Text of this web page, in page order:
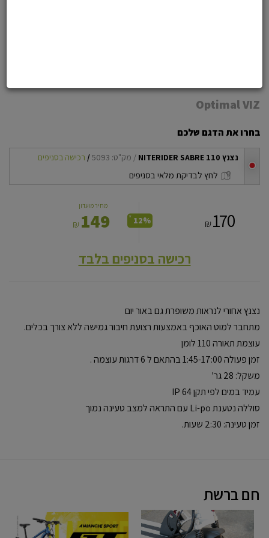
Optimal VIZ
בחרו את הדגם שלכם
checkbox
נצנץ NITERIDER SABRE 110 / מק"ט: 5093 / רכישה בסניפים
לחץ לבדיקת מלאי בסניפים
מחיר מועדון
149
₪ 170
₪
12%
*
רכישה בסניפים בלבד
נצנץ אחורי לנראות משופרת גם באור יום
מתחבר למוט האוכף באמצעות רצועת חיבור גמישה ללא צורך בכלים.
עוצמת תאורה 110 לומן
זמן פעולה 1:45-17:00 בהתאם ל 6 דרגות עוצמה .
משקל: 28 גר'
עמיד במים לפי תקן IP 64
סוללה נטענת Li-po עם התראה למצב טעינה נמוך
זמן טעינה: 2:30 שעות.
חם ברשת
רציני
GT
AVALANCHE
SPORT